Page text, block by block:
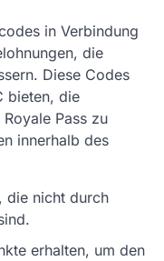
in Verbindung
die
Diese Codes
bieten, die
Pass zu
innerhalb des
die nicht durch
erhalten, um den